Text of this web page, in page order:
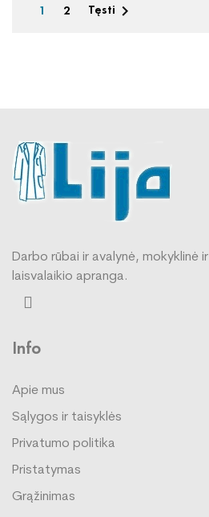
1
2 Tęsti 
Darbo rūbai ir avalynė, mokyklinė ir
laisvalaikio apranga.
Info
Apie mus
Sąlygos ir taisyklės
Privatumo politika
Pristatymas
Grąžinimas